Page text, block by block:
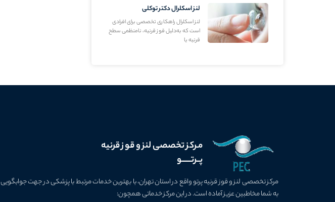
لنز اسکلرال دکتر توکلی
لنز اسکلرال راهکاری تخصصی برای افرادی
است که به‌دلیل قوز قرنیه، نامنظمی سطح
قرنیه یا
مـرکز تخصصی لنز و قوز قرنیه
پــرتــــــو
مرکز تخصصی لنز و قوز قرنیه پرتو واقع در استان تهران، با بهترین خدمات مرتبط با پزشکی در جهت جوابگویی
به شما مخاطبین عزیز آماده است. در این مرکز خدماتی همچون: